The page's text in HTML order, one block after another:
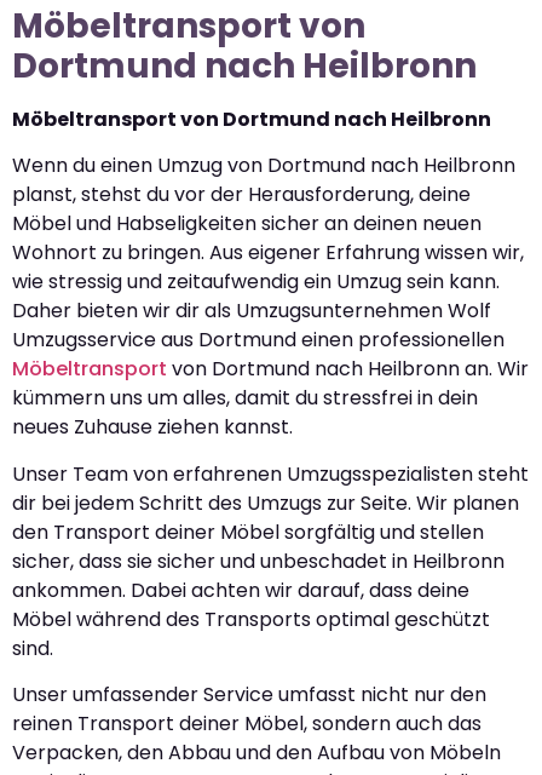
Möbeltransport von
Dortmund nach Heilbronn
Möbeltransport von Dortmund nach Heilbronn
Wenn du einen Umzug von Dortmund nach Heilbronn
planst, stehst du vor der Herausforderung, deine
Möbel und Habseligkeiten sicher an deinen neuen
Wohnort zu bringen. Aus eigener Erfahrung wissen wir,
wie stressig und zeitaufwendig ein Umzug sein kann.
Daher bieten wir dir als Umzugsunternehmen Wolf
Umzugsservice aus Dortmund einen professionellen
Möbeltransport von Dortmund nach Heilbronn an. Wir
kümmern uns um alles, damit du stressfrei in dein
neues Zuhause ziehen kannst.
Unser Team von erfahrenen Umzugsspezialisten steht
dir bei jedem Schritt des Umzugs zur Seite. Wir planen
den Transport deiner Möbel sorgfältig und stellen
sicher, dass sie sicher und unbeschadet in Heilbronn
ankommen. Dabei achten wir darauf, dass deine
Möbel während des Transports optimal geschützt
sind.
Unser umfassender Service umfasst nicht nur den
reinen Transport deiner Möbel, sondern auch das
Verpacken, den Abbau und den Aufbau von Möbeln